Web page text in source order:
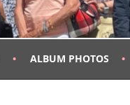
ALBUM PHOTOS